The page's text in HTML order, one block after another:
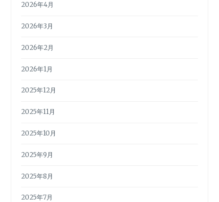
2026年4月
2026年3月
2026年2月
2026年1月
2025年12月
2025年11月
2025年10月
2025年9月
2025年8月
2025年7月